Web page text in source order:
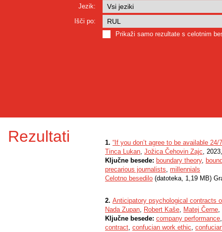
Jezik:
Išči po:
Prikaži samo rezultate s celotnim
Rezultati 1. “If you don’t agree to be available
Tinca Lukan, Jožica Čehovin Zajc,
Ključne besede: boundary theory,
precarious journalists, millennials
Celotno besedilo (datoteka, 1,19 MB)
2. Anticipatory psychological contracts
Nada Zupan, Robert Kaše, Matej Černe,
Ključne besede: company performance
contract, confucian work ethic,